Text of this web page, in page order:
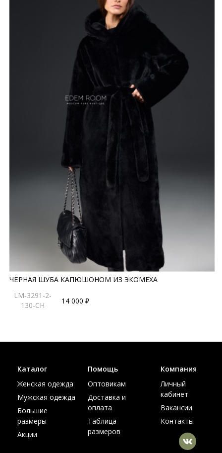
ЧЁРНАЯ ШУБА КАПЮШОНОМ ИЗ ЭКОМЕХА
LM-3291-2-
130-CH
14 000 ₽
Каталог
Женская одежда
Мужская одежда
Большие
размеры
Акции
Помощь
Оптовикам
Доставка и
оплата
Таблица
размеров
Компания
Личный
кабинет
Вакансии
Контакты